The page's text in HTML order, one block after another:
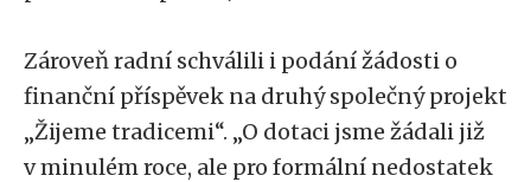
Zároveň radní schválili i podání žádosti o
finanční příspěvek na druhý společný projekt
„Žijeme tradicemi“. „O dotaci jsme žádali již
v minulém roce, ale pro formální nedostatek